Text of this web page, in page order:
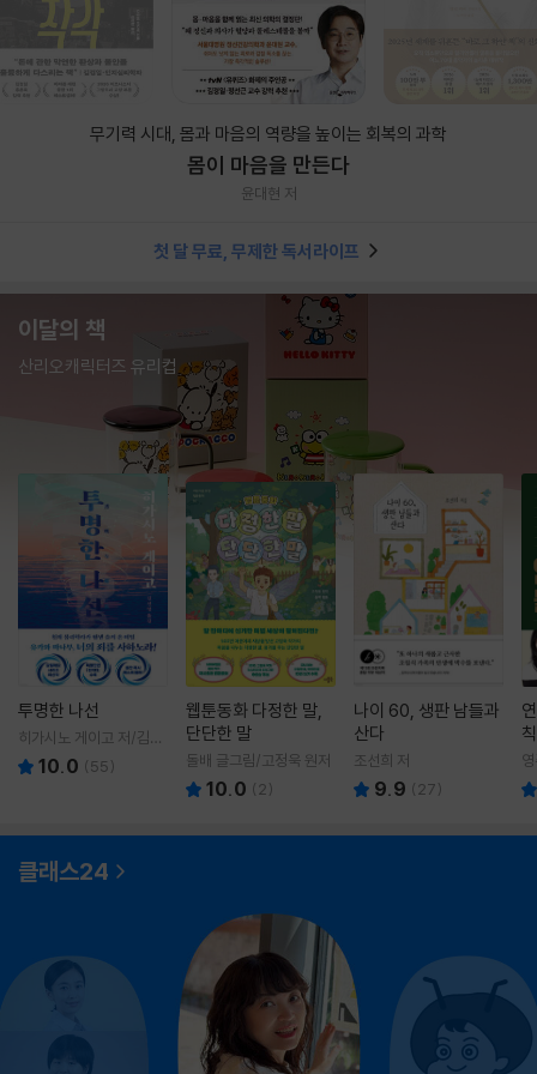
무기력 시대, 몸과 마음의 역량을 높이는 회복의 과학
몸이 마음을 만든다
윤대현 저
첫 달 무료, 무제한 독서라이프
이달의 책
산리오캐릭터즈 유리컵
투명한 나선
히가시노 게이고 저/김선
영 역10.0 (55)
웹툰동화 다정한 말,
단단한 말
돌배 글그림/고정욱 원저
10.0 ( 2)
나이 60, 생판 남들과
산다
조선희 저
9.9 ( 27)
칙
클래스24